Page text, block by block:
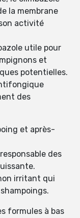
la membrane
activité
utile pour
et
potentielles.
des
et après-
des
irritant qui
formules à bas